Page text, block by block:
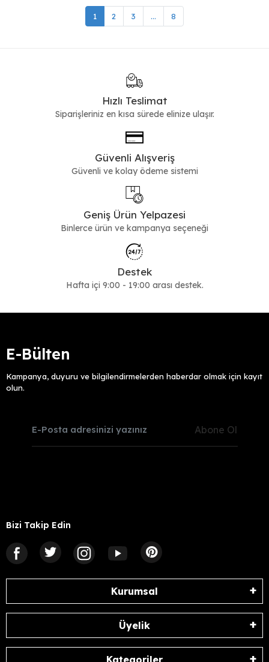
1 2 3 ... 8
Hızlı Teslimat
Siparişleriniz en kısa sürede elinize ulaşır.
Güvenli Alışveriş
Güvenli ve kolay ödeme sistemi
Geniş Ürün Yelpazesi
Binlerce ürün ve kampanya seçeneği
Destek
Hafta içi 9:00 - 19:00 arası destek.
E-Bülten
Kampanya, duyuru ve bilgilendirmelerden haberdar olmak için kayıt
olun.
Abone Ol
Bizi Takip Edin
Kurumsal
Üyelik
Kategoriler